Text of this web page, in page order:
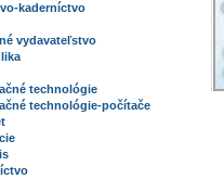
kaderníctvo
vydavateľstvo
technológie
technológie-počítače